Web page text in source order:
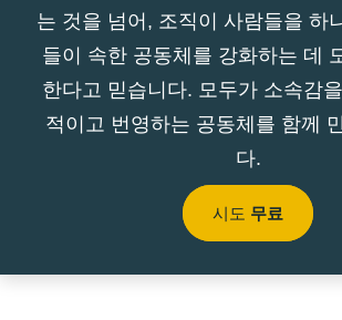
는 것을 넘어, 조직이 사람들을 하
들이 속한 공동체를 강화하는 데
한다고 믿습니다. 모두가 소속감
적이고 번영하는 공동체를 함께
다.
시도 무료